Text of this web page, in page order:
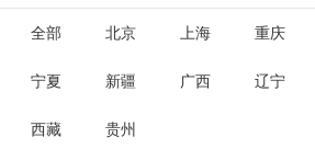
全部 北京 上海 重庆
宁夏 新疆 广西 辽宁
西藏 贵州